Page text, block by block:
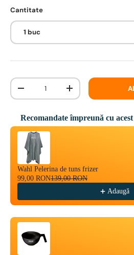
Cantitate
1 buc
Cantitate
-
+
Recomandate împreună cu
Use the Previous and Next buttons
Wahl Pelerina de tuns frizer
99,00 RON139,00 RON
Adaugă